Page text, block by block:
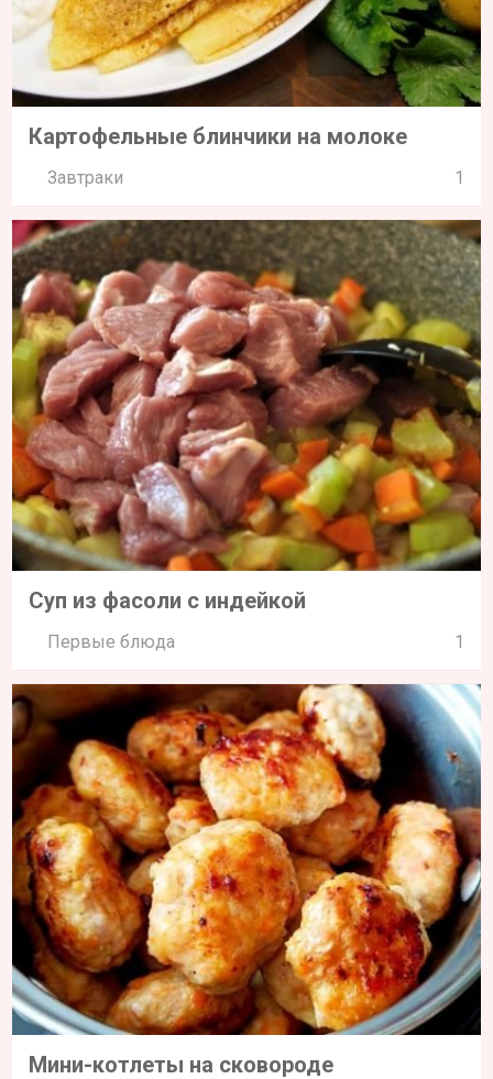
Картофельные блинчики на молоке
Завтраки 1
Суп из фасоли с индейкой
Первые блюда 1
Мини-котлеты на сковороде